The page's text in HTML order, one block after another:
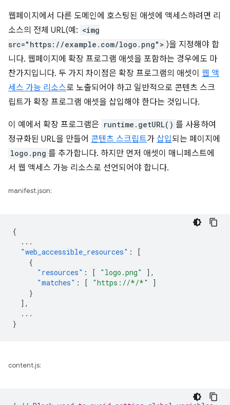
웹페이지에서 다른 도메인에 호스팅된 애셋에 액세스하려면 리
소스의 전체 URL(예: <img
src="https://example.com/logo.png"> )을 지정해야 합
니다. 웹페이지에 확장 프로그램 애셋을 포함하는 경우에도 마
찬가지입니다. 두 가지 차이점은 확장 프로그램의 애셋이 웹 액
세스 가능 리소스로 노출되어야 하고 일반적으로 콘텐츠 스크
립트가 확장 프로그램 애셋을 삽입해야 한다는 것입니다.
이 예에서 확장 프로그램은 runtime.getURL() 를 사용하여
정규화된 URL을 만들어 콘텐츠 스크립트가 삽입 되는 페이지에
logo.png 를 추가합니다. 하지만 먼저 애셋이 매니페스트에
서 웹 액세스 가능 리소스로 선언되어야 합니다.
manifest.json:
{
...
"web_accessible_resources" :
[
{
"resources" : [ "logo.png"
],
"matches" : [ "https://*/*"
]
}
],
...
}
content.js: